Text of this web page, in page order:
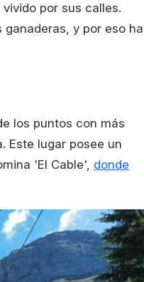
vivido por sus calles.
y por eso
los puntos con más
Este lugar posee un
'El Cable', donde